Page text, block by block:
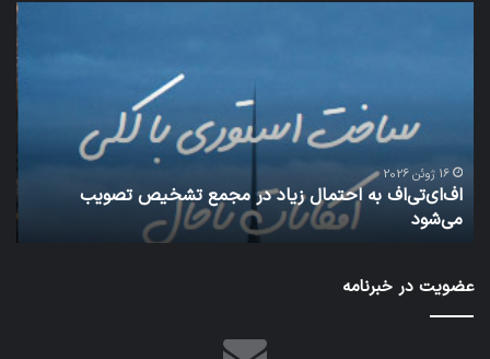
تصویب
می‌شود
16 ژوئن 2026
اف‌ای‌تی‌اف به احتمال زیاد در مجمع تشخیص تصویب
می‌شود
عضویت در خبرنامه